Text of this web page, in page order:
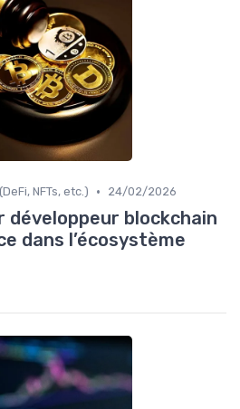
NFTs, etc.) • 24/02/2026
développeur blockchain
dans l’écosystème